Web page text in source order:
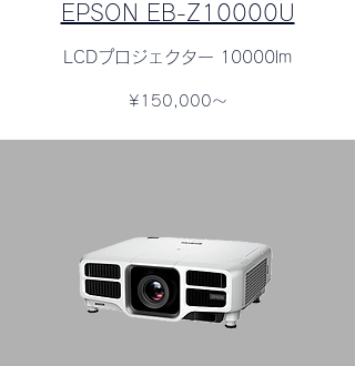
EPSON EB-Z10000U
LCDプロジェクター 10000lm
¥150,000～